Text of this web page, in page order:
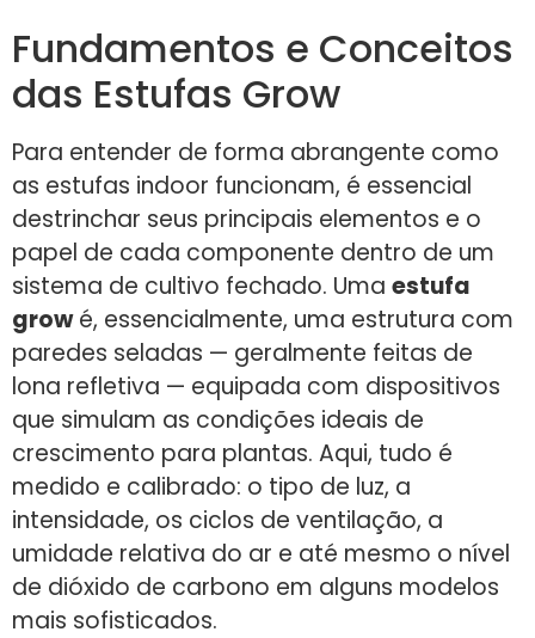
Fundamentos e Conceitos
das Estufas Grow
Para entender de forma abrangente como
as estufas indoor funcionam, é essencial
destrinchar seus principais elementos e o
papel de cada componente dentro de um
sistema de cultivo fechado. Uma estufa
growé, essencialmente, uma estrutura com
paredes seladas — geralmente feitas de
lona refletiva — equipada com dispositivos
que simulam as condições ideais de
crescimento para plantas. Aqui, tudo é
medido e calibrado: o tipo de luz, a
intensidade, os ciclos de ventilação, a
umidade relativa do ar e até mesmo o nível
de dióxido de carbono em alguns modelos
mais sofisticados.